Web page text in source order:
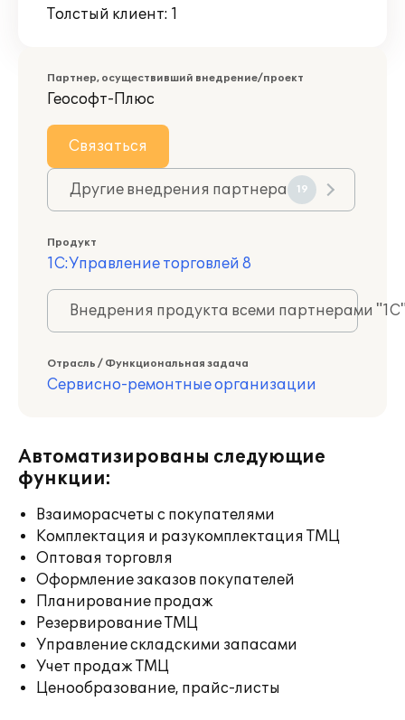
Толстый клиент: 1
Партнер, осуществивший внедрение/проект
Геософт-Плюс
Связаться
Другие внедрения партнера 19
Продукт
1С:Управление торговлей 8
Внедрения продукта всеми партнерами
Отрасль / Функциональная задача
Сервисно-ремонтные организации
Автоматизированы следующие
функции:
Взаиморасчеты с покупателями
Комплектация и разукомплектация ТМЦ
Оптовая торговля
Оформление заказов покупателей
Планирование продаж
Резервирование ТМЦ
Управление складскими запасами
Учет продаж ТМЦ
Ценообразование, прайс-листы